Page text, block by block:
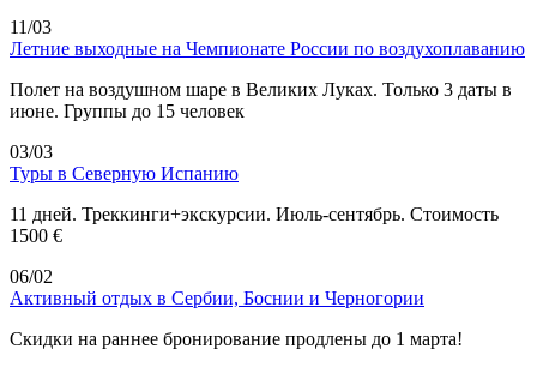
11/03
Летние выходные на Чемпионате России по воздухоплаванию
Полет на воздушном шаре в Великих Луках. Только 3 даты в
июне. Группы до 15 человек
03/03
Туры в Северную Испанию
11 дней. Треккинги+экскурсии. Июль-сентябрь. Стоимость
1500 €
06/02
Активный отдых в Сербии, Боснии и Черногории
Скидки на раннее бронирование продлены до 1 марта!